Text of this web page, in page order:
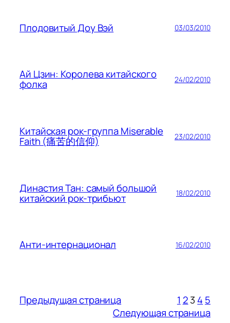
Плодовитый Доу Вэй 03/03/2010
Ай Цзин: Королева китайского
фолка 24/02/2010
Китайская рок-группа Miserable
Faith (痛苦的信仰) 23/02/2010
Династия Тан: самый большой
китайский рок-трибьют 18/02/2010
Анти-интернационал 16/02/2010
Предыдущая страница 1 23 4 5
Следующая страница